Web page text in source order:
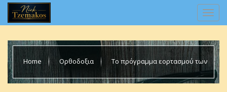
Home Ορθοδοξια Το πρόγραμμα εορτασμού των